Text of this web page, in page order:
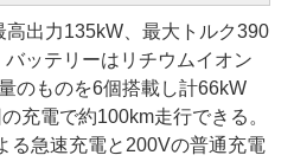
出力135kW、最大トルク390
ッテリーはリチウムイオン
のものを6個搭載し計66kW
充電で約100km走行できる。
る急速充電と200Vの普通充電